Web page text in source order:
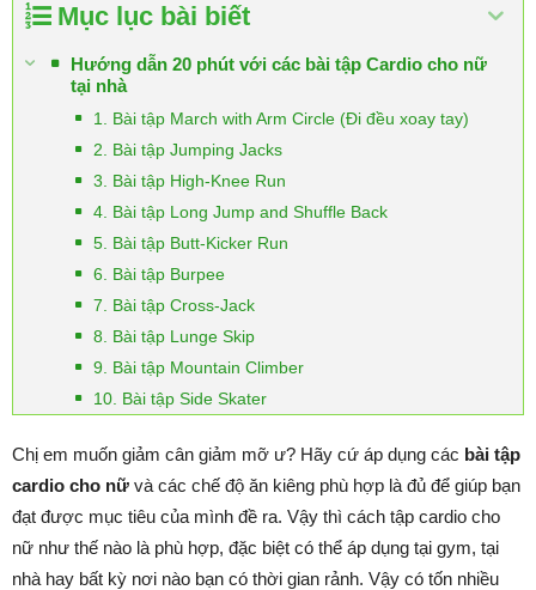
Mục lục bài biết
Hướng dẫn 20 phút với các bài tập Cardio cho nữ
tại nhà
1. Bài tập March with Arm Circle (Đi đều xoay tay)
2. Bài tập Jumping Jacks
3. Bài tập High-Knee Run
4. Bài tập Long Jump and Shuffle Back
5. Bài tập Butt-Kicker Run
6. Bài tập Burpee
7. Bài tập Cross-Jack
8. Bài tập Lunge Skip
9. Bài tập Mountain Climber
10. Bài tập Side Skater
Chị em muốn giảm cân giảm mỡ ư? Hãy cứ áp dụng các bài tập
cardio cho nữ và các chế độ ăn kiêng phù hợp là đủ để giúp bạn
đạt được mục tiêu của mình đề ra. Vậy thì cách tập cardio cho
nữ như thế nào là phù hợp, đặc biệt có thể áp dụng tại gym, tại
nhà hay bất kỳ nơi nào bạn có thời gian rảnh. Vậy có tốn nhiều